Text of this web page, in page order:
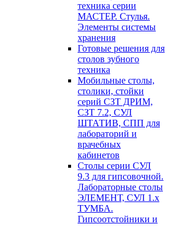
техника серии
МАСТЕР. Стулья.
Элементы системы
хранения
Готовые решения для
столов зубного
техника
Мобильные столы,
столики, стойки
серий СЗТ ДРИМ,
СЗТ 7.2, СУЛ
ШТАТИВ, СПП для
лабораторий и
врачебных
кабинетов
Столы серии СУЛ
9.3 для гипсовочной.
Лабораторные столы
ЭЛЕМЕНТ, СУЛ 1.х
ТУМБА.
Гипсоотстойники и